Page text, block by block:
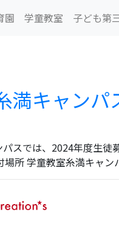
園 学童教室 子ども第
ャンパス
満キャンパ
スでは、2024年度生
所 学童教室糸満キャン